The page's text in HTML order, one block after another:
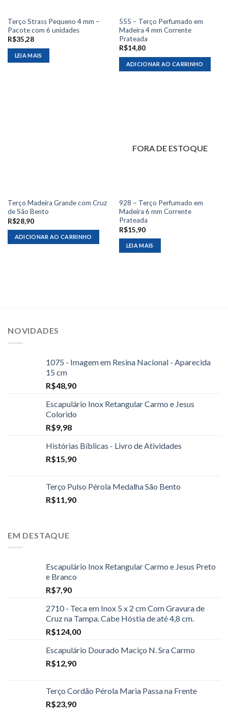
Terço Strass Pequeno 4 mm –
Pacote com 6 unidades
R$35,28
LEIA MAIS
555 – Terço Perfumado em
Madeira 4 mm Corrente
Prateada
R$14,80
ADICIONAR AO CARRINHO
Terço Madeira Grande com Cruz
de São Bento
R$28,90
ADICIONAR AO CARRINHO
FORA DE ESTOQUE
928 – Terço Perfumado em
Madeira 6 mm Corrente
Prateada
R$15,90
LEIA MAIS
NOVIDADES
1075 - Imagem em Resina Nacional - Aparecida
15 cm
R$48,90
Escapulário Inox Retangular Carmo e Jesus
Colorido
R$9,98
Histórias Bíblicas - Livro de Atividades
R$15,90
Terço Pulso Pérola Medalha São Bento
R$11,90
EM DESTAQUE
Escapulário Inox Retangular Carmo e Jesus Preto
e Branco
R$7,90
2710 - Teca em Inox 5 x 2 cm Com Gravura de
Cruz na Tampa. Cabe Hóstia de até 4,8 cm.
R$124,00
Escapulário Dourado Maciço N. Sra Carmo
R$12,90
Terço Cordão Pérola Maria Passa na Frente
R$23,90